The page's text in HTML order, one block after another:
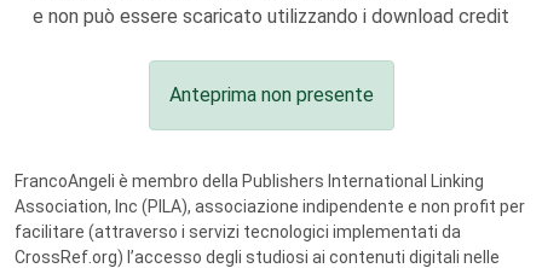
e non può essere scaricato utilizzando i download credit
Anteprima non presente
FrancoAngeli è membro della Publishers International Linking
Association, Inc (PILA), associazione indipendente e non profit per
facilitare (attraverso i servizi tecnologici implementati da
CrossRef.org) l’accesso degli studiosi ai contenuti digitali nelle